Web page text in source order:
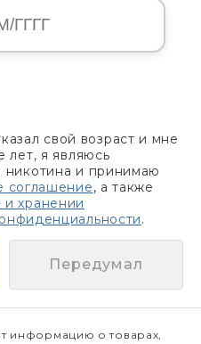
свой возраст и мне
лет, я являюсь
никотина и принимаю
соглашение, а также
хранении
.
Передумал
информацию о товарах,